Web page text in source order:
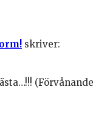
skriver:
(Förvånande